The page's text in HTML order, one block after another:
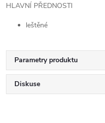
HLAVNÍ PŘEDNOSTI
leštěné
Parametry produktu
Diskuse